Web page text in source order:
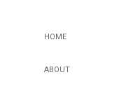
HOME
ABOUT